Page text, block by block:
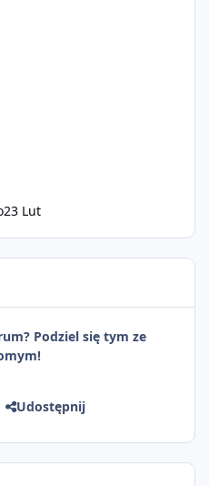
23 Lut
Podziel się tym ze
Udostępnij